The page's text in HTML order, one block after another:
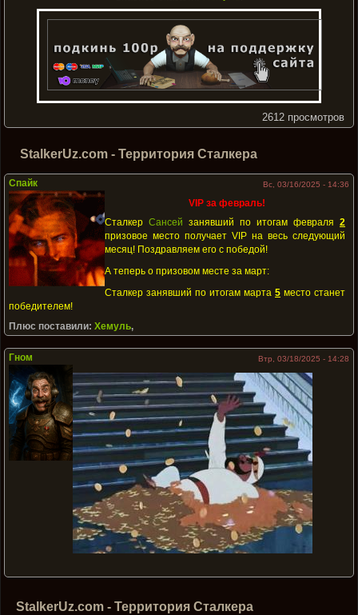
2612 просмотров
StalkerUz.com - Территория Сталкера
Спайк Вс, 03/16/2025 - 14:36
VIP за февраль!
Сталкер Сансей занявший по итогам февраля 2
призовое место получает VIP на весь следующий
месяц! Поздравляем его с победой!
А теперь о призовом месте за март:
Сталкер занявший по итогам марта 5 место станет
победителем!
Плюс поставили: Хемуль,
Гном Втр, 03/18/2025 - 14:28
StalkerUz.com - Территория Сталкера